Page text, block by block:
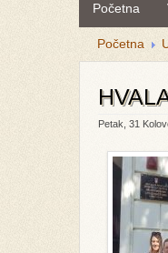
Početna
Početna
Petak, 31